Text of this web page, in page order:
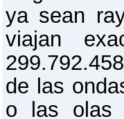
ya sean
viajan
de las
o las olas